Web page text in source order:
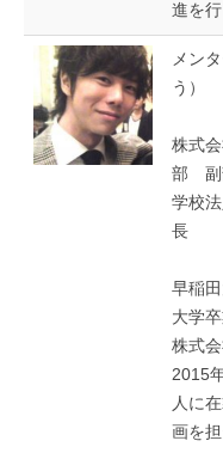
進を行
メン
う）
株式
部 副
学校
長
早稲
大学
株式
2015
人に
画を担